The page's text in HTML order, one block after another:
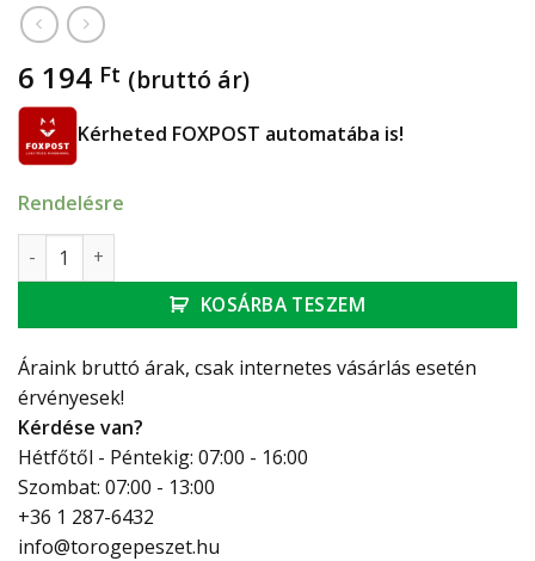
6 194 Ft (bruttó ár)
Kérheted FOXPOST automatába is!
Rendelésre
ARCO VITAQ Twin sarokcsap dupla csatlakozási
KOSÁRBA TESZEM
Áraink bruttó árak, csak internetes vásárlás esetén
érvényesek!
Kérdése van?
Hétfőtől - Péntekig: 07:00 - 16:00
Szombat: 07:00 - 13:00
+36 1 287-6432
info@torogepeszet.hu